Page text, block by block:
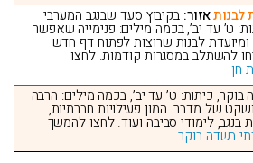
לבנותאזור: בקיבוץ סעד שבנגב המערבי
ט’ עד יב’, בכמה מילים: פנימייה שאפשר
ומיועדת לבנות שרוצות לפתוח דף חדש
להשתלב במסגרות קודמות. לחצו
חן
בוקר, כיתות: ט’ עד יב’, בכמה מילים: הרבה
של מדבר. המון פעילויות חברתיות,
לימודי סביבה ועוד. לחצו להמשך
בשדה בוקר